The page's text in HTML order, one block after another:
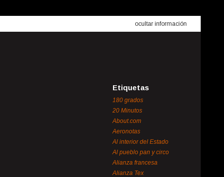
ocultar información
Etiquetas
180 grados
20 Minutos
About.com
Aeronotas
Al interior del Estado
Al pueblo pan y circo
Alianza francesa
Alianza Tex